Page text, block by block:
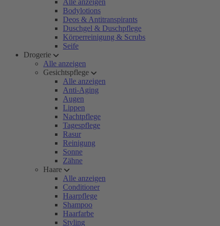
Alle anzeigen
Bodylotions
Deos & Antitranspirants
Duschgel & Duschpflege
Körperreinigung & Scrubs
Seife
Drogerie
Alle anzeigen
Gesichtspflege
Alle anzeigen
Anti-Aging
Augen
Lippen
Nachtpflege
Tagespflege
Rasur
Reinigung
Sonne
Zähne
Haare
Alle anzeigen
Conditioner
Haarpflege
Shampoo
Haarfarbe
Styling